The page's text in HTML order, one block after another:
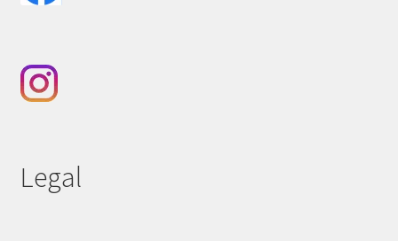
Legal